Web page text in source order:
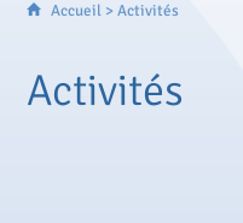
Accueil >Activités
Activités